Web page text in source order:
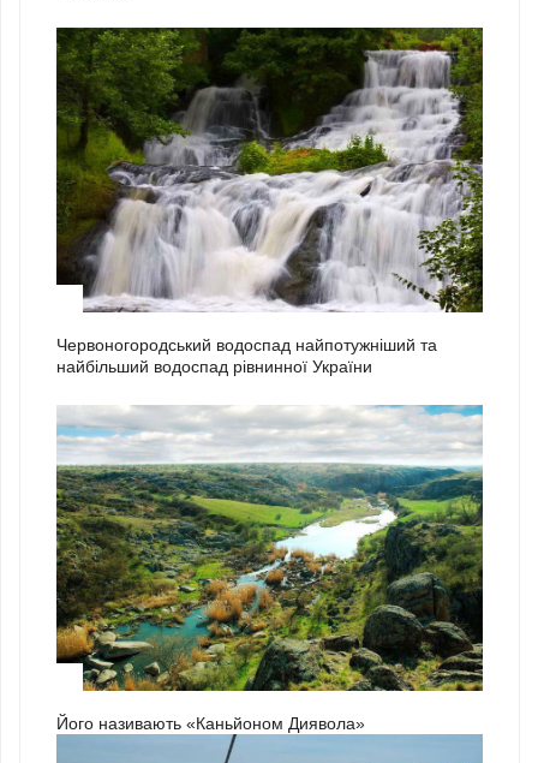
Червоногородський водоспад найпотужніший та
найбільший водоспад рівнинної України
Його називають «Каньйоном Диявола»